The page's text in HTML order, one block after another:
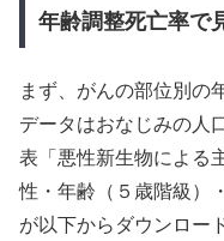
年齢調整死亡率で
まず、がんの部位別の
データはおなじみの人
表「悪性新生物による
性・年齢（５歳階級）
が以下からダウンロー